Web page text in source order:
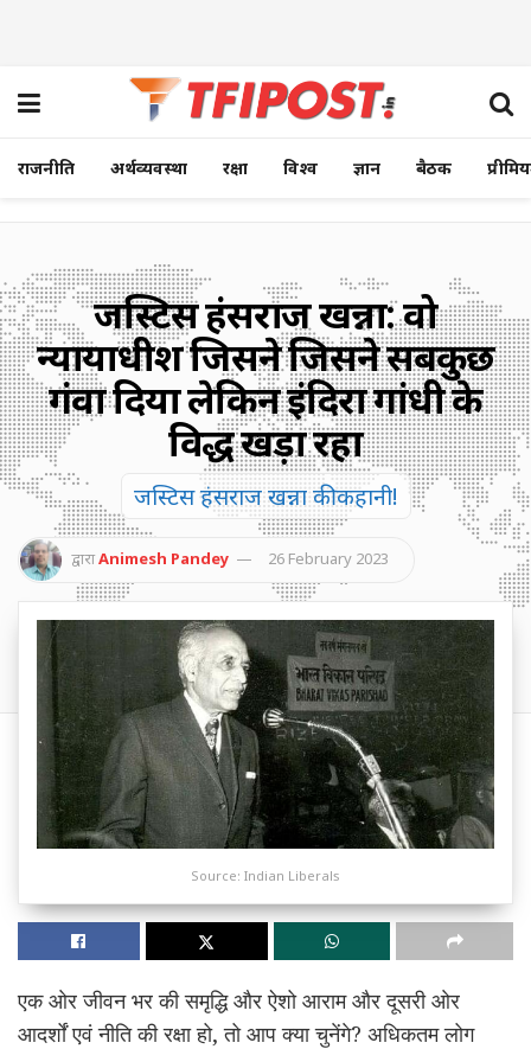
राजनीति अर्थव्यवस्था रक्षा विश्व ज्ञान बैठक
जस्टिस हंसराज खन्ना: वो
न्यायाधीश जिसने जिसने सबकुछ
गंवा दिया लेकिन इंदिरा गांधी के
विरुद्ध खड़ा रहा
जस्टिस हंसराज खन्ना की कहानी!
द्वाराAnimesh Pandey 26 February 2023
Source: Indian Liberals
एक ओर जीवन भर की समृद्धि और ऐशो आराम और दूसरी ओर
आदर्शों एवं नीति की रक्षा हो, तो आप क्या चुनेंगे? अधिकतम लोग